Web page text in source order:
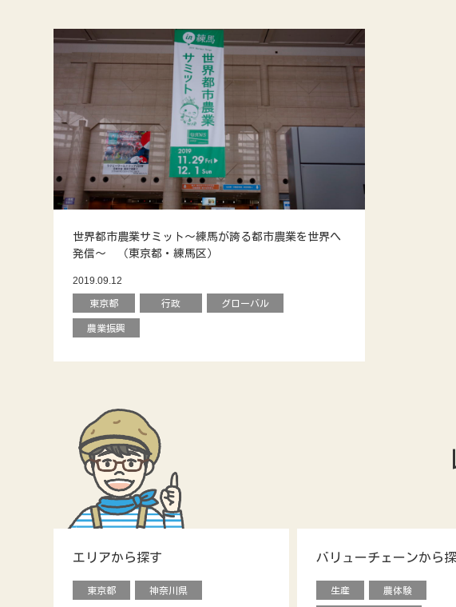
世界都市農業サミット～練馬が誇る都市農業を世界へ
発信～ （東京都・練馬区）
2019.09.12
東京都 行政 グローバル
農業振興
エリアから探す
東京都 神奈川県
バリューチェーンから
生産 農体験